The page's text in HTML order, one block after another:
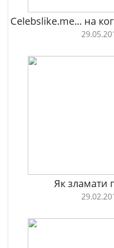
Celebslike.me... на
Як зламати